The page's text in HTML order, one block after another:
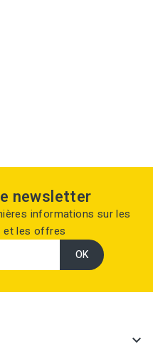
newsletter
informations sur les
et les offres
